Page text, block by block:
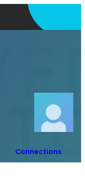
Connections